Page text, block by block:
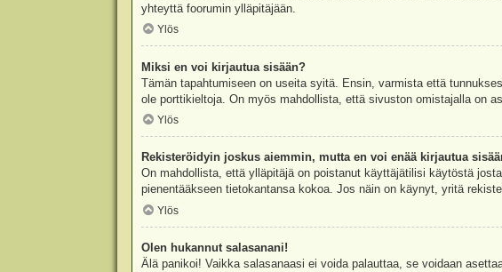
yhteyttä foorumin ylläpitäjään.
Ylös
Miksi en voi kirjautua sisään?
Tämän tapahtumiseen on useita syitä. Ensin, varmista että
ole porttikieltoja. On myös mahdollista, että sivuston omistajalla on
Ylös
Rekisteröidyin joskus aiemmin, mutta en voi enää kirjautua
On mahdollista, että ylläpitäjä on poistanut käyttäjätilisi käytöstä
pienentääkseen tietokantansa kokoa. Jos näin on käynyt, yritä
Ylös
Olen hukannut salasanani!
Älä panikoi! Vaikka salasanaasi ei voida palauttaa, se voidaan